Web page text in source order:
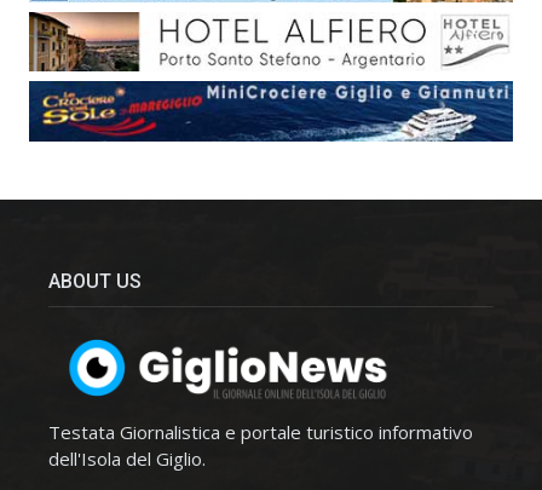
ABOUT US
Testata Giornalistica e portale turistico informativo
dell'Isola del Giglio.